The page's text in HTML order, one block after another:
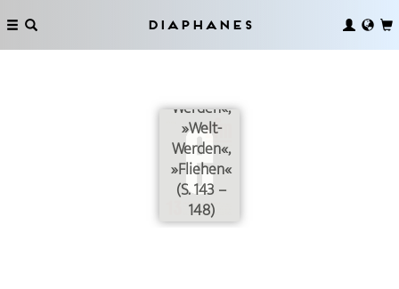
Diaphanes
Werden«,
»Welt-
Werden«,
»Fliehen«
(S. 143 –
148)